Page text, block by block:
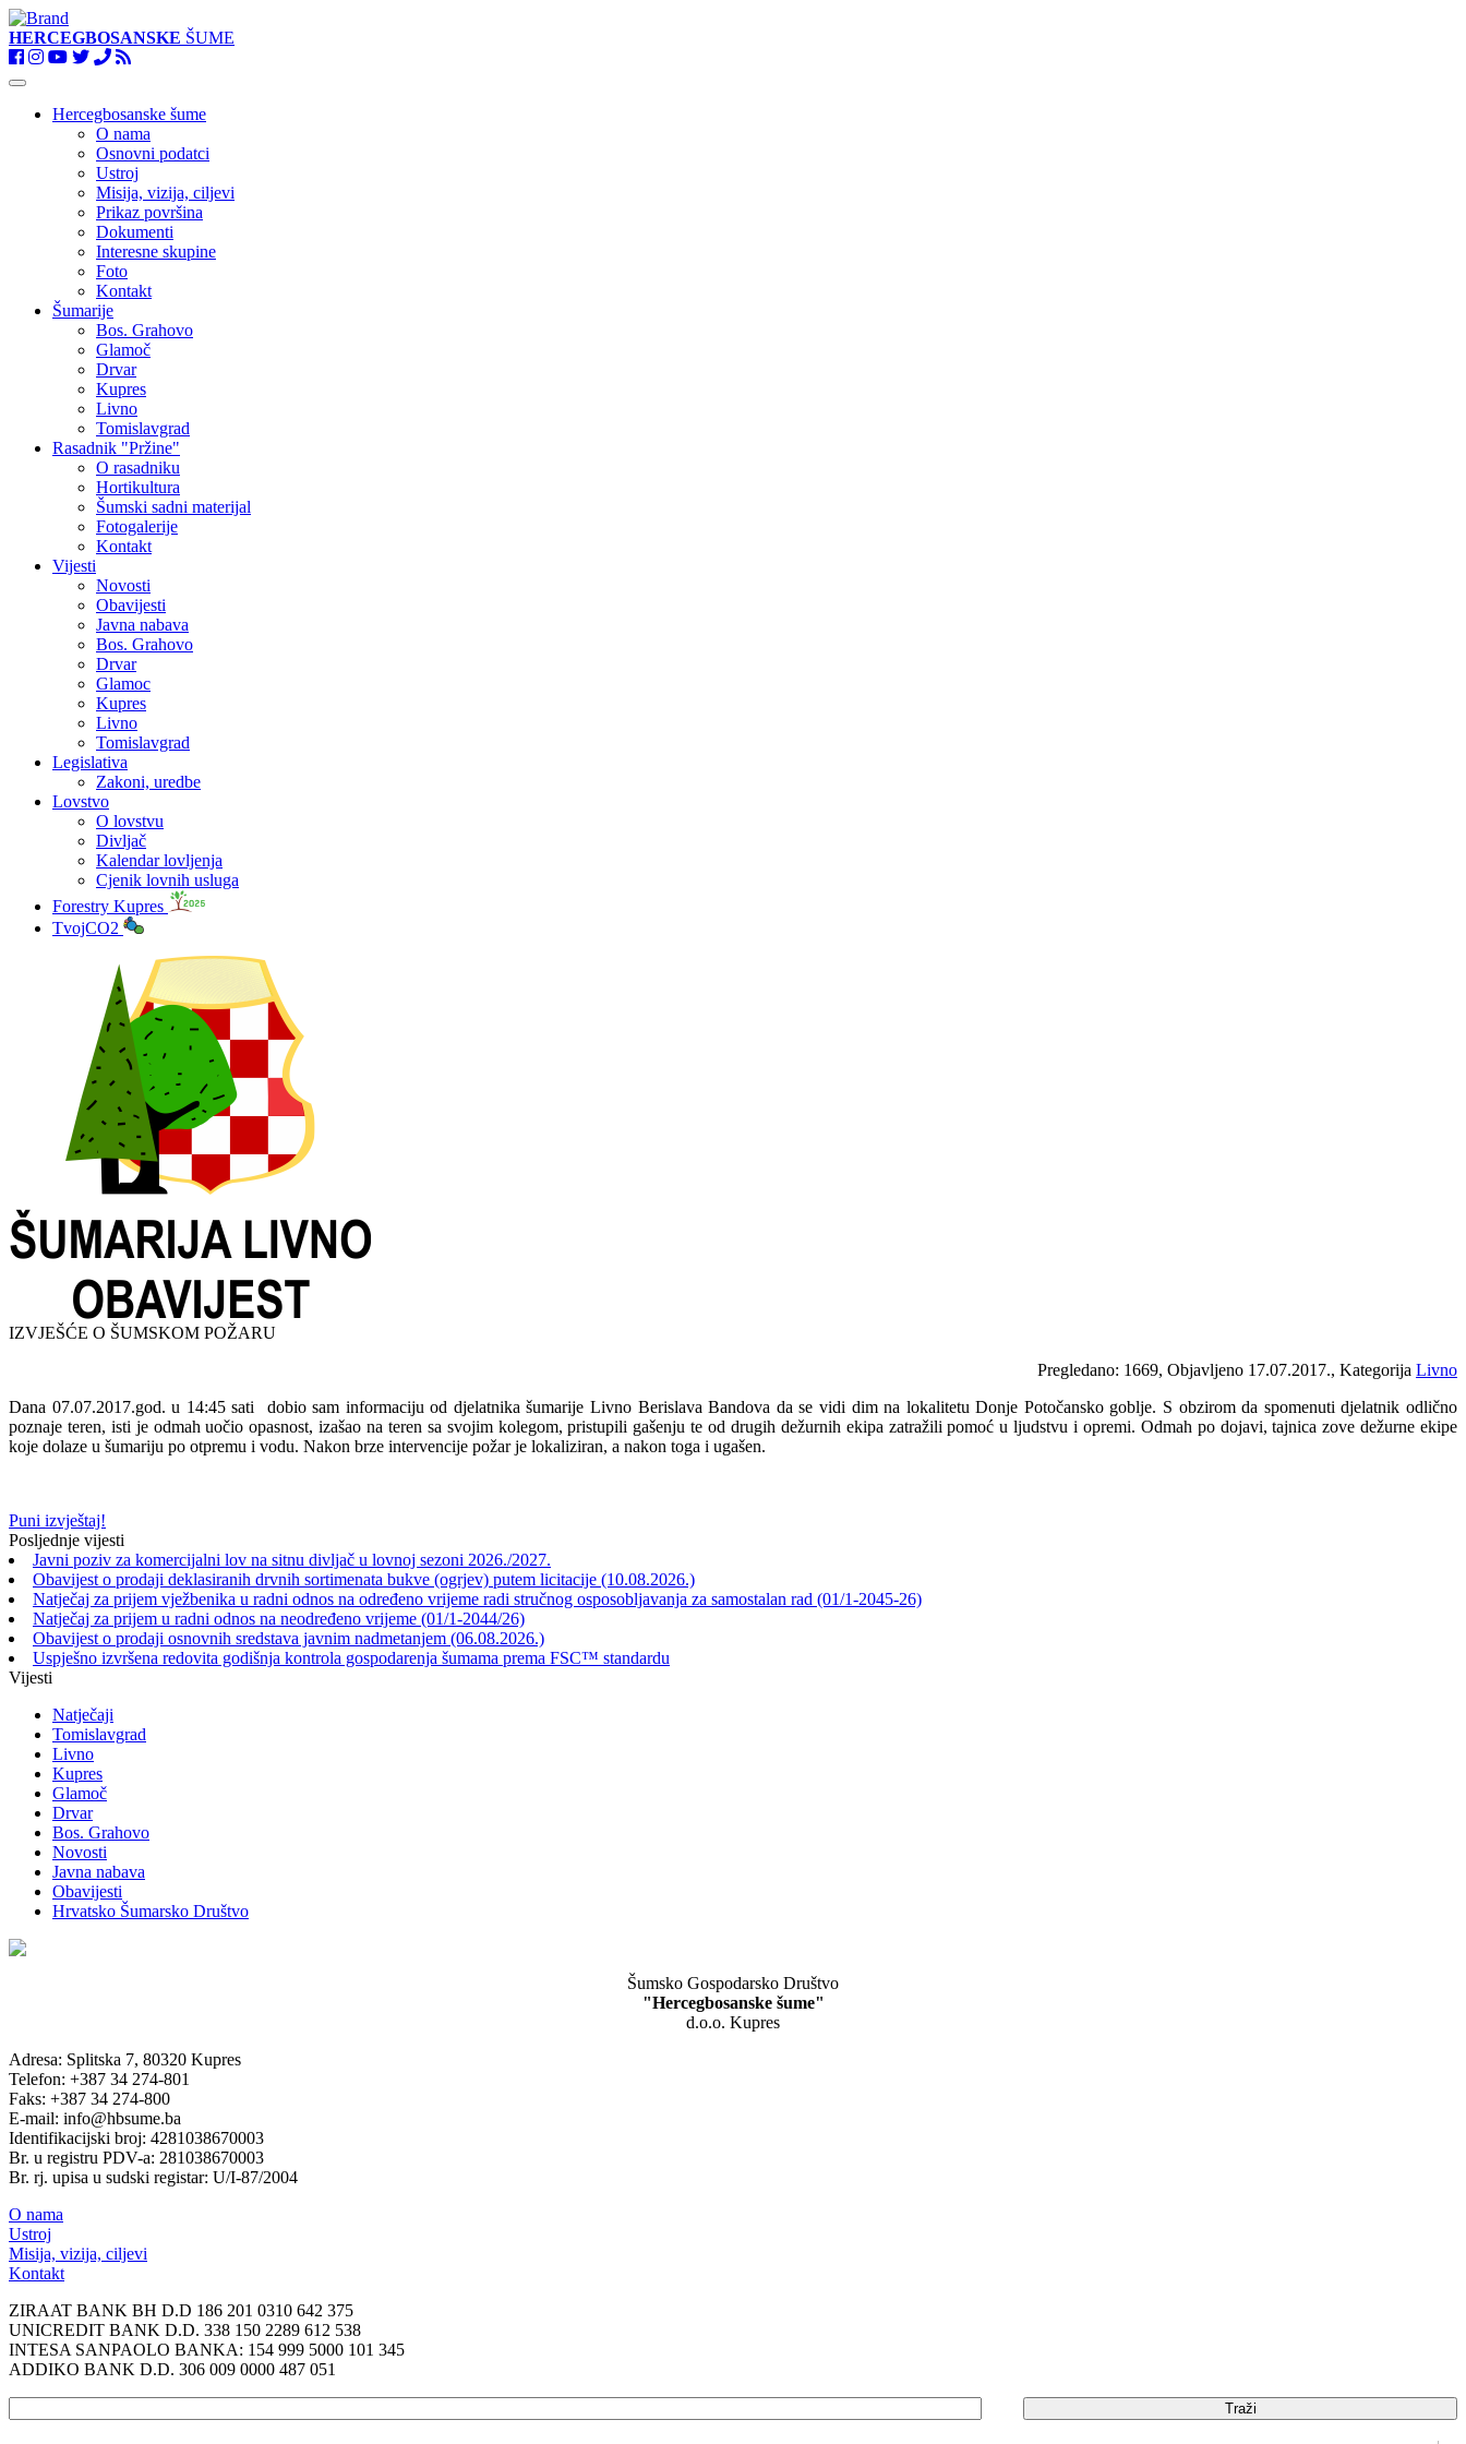
HERCEGBOSANSKE ŠUME
Toggle
navigationHercegbosanske šume
O nama
Osnovni podatci
Ustroj
Misija, vizija, ciljevi
Prikaz površina
Dokumenti
Interesne skupine
Foto
Kontakt
Šumarije
Bos. Grahovo
Glamoč
Drvar
Kupres
Livno
Tomislavgrad
Rasadnik "Pržine"
O rasadniku
Hortikultura
Šumski sadni materijal
Fotogalerije
Kontakt
Vijesti
Novosti
Obavijesti
Javna nabava
Bos. Grahovo
Drvar
Glamoc
Kupres
Livno
Tomislavgrad
Legislativa
Zakoni, uredbe
Lovstvo
O lovstvu
Divljač
Kalendar lovljenja
Cjenik lovnih usluga
Forestry Kupres
TvojCO2
IZVJEŠĆE O ŠUMSKOM POŽARU
Pregledano: 1669, Objavljeno 17.07.2017., Kategorija Livno
Dana 07.07.2017.god. u 14:45 sati dobio sam informaciju od djelatnika šumarije Livno Berislava Bandova da se vidi dim na lokalitetu Donje Potočansko goblje. S obzirom da spomenuti djelatnik odlično
poznaje teren, isti je odmah uočio opasnost, izašao na teren sa svojim kolegom, pristupili gašenju te od drugih dežurnih ekipa zatražili pomoć u ljudstvu i opremi. Odmah po dojavi, tajnica zove dežurne ekipe
koje dolaze u šumariju po otpremu i vodu. Nakon brze intervencije požar je lokaliziran, a nakon toga i ugašen.
Puni izvještaj!
Posljednje vijesti
Javni poziv za komercijalni lov na sitnu divljač u lovnoj sezoni 2026./2027.
Obavijest o prodaji deklasiranih drvnih sortimenata bukve (ogrjev) putem licitacije (10.08.2026.)
Natječaj za prijem vježbenika u radni odnos na određeno vrijeme radi stručnog osposobljavanja za samostalan rad (01/1-2045-26)
Natječaj za prijem u radni odnos na neodređeno vrijeme (01/1-2044/26)
Obavijest o prodaji osnovnih sredstava javnim nadmetanjem (06.08.2026.)
Uspješno izvršena redovita godišnja kontrola gospodarenja šumama prema FSC™ standardu
Vijesti
Natječaji
Tomislavgrad
Livno
Kupres
Glamoč
Drvar
Bos. Grahovo
Novosti
Javna nabava
Obavijesti
Hrvatsko Šumarsko Društvo
Šumsko Gospodarsko Društvo
"Hercegbosanske šume"
d.o.o. Kupres
Adresa: Splitska 7, 80320 Kupres
Telefon: +387 34 274-801
Faks: +387 34 274-800
E-mail: info@hbsume.ba
Identifikacijski broj: 4281038670003
Br. u registru PDV-a: 281038670003
Br. rj. upisa u sudski registar: U/I-87/2004
O nama
Ustroj
Misija, vizija, ciljevi
Kontakt
ZIRAAT BANK BH D.D 186 201 0310 642 375
UNICREDIT BANK D.D. 338 150 2289 612 538
INTESA SANPAOLO BANKA: 154 999 5000 101 345
ADDIKO BANK D.D. 306 009 0000 487 051